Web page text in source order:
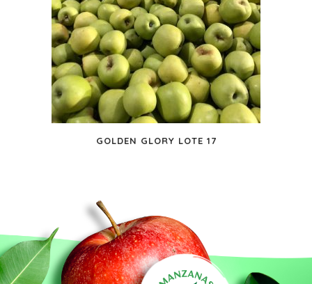
GOLDEN GLORY LOTE 17